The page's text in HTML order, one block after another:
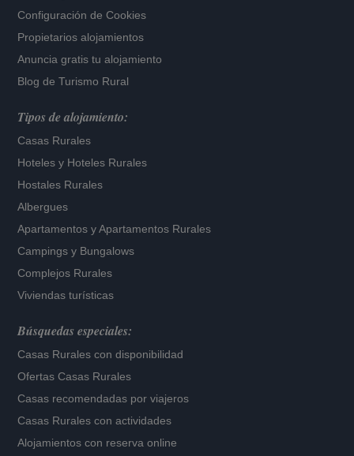
Configuración de Cookies
Propietarios alojamientos
Anuncia gratis tu alojamiento
Blog de Turismo Rural
Tipos de alojamiento:
Casas Rurales
Hoteles y Hoteles Rurales
Hostales Rurales
Albergues
Apartamentos yApartamentos Rurales
Campings y Bungalows
Complejos Rurales
Viviendas turísticas
Búsquedas especiales:
Casas Rurales con disponibilidad
Ofertas Casas Rurales
Casas recomendadas por viajeros
Casas Rurales con actividades
Alojamientos con reserva online